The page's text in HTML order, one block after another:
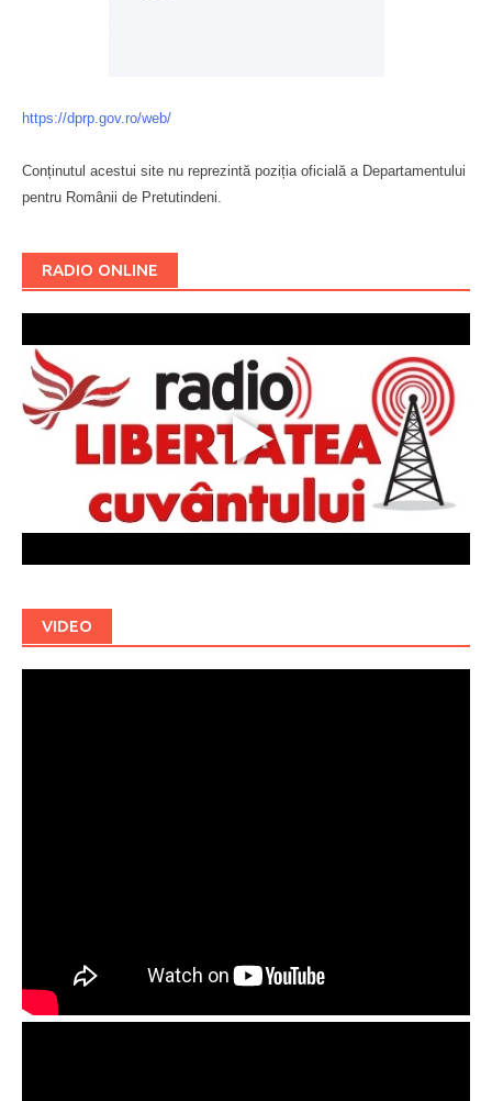
https://dprp.gov.ro/web/
Conținutul acestui site nu reprezintă poziția oficială a Departamentului
pentru Românii de Pretutindeni.
RADIO ONLINE
VIDEO